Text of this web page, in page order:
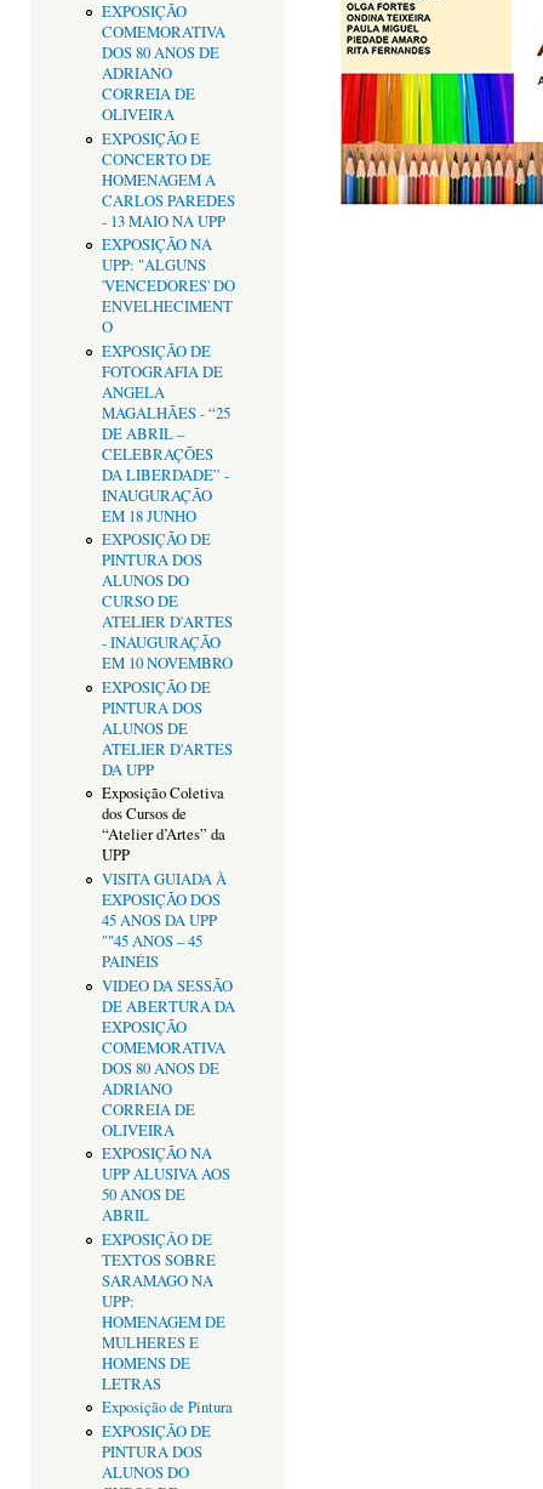
EXPOSIÇÃO
COMEMORATIVA
DOS 80 ANOS DE
ADRIANO
CORREIA DE
OLIVEIRA
EXPOSIÇÃO E
CONCERTO DE
HOMENAGEM A
CARLOS PAREDES
- 13 MAIO NA UPP
EXPOSIÇÃO NA
UPP: "ALGUNS
'VENCEDORES' DO
ENVELHECIMENT
O
EXPOSIÇÃO DE
FOTOGRAFIA DE
ANGELA
MAGALHÃES - “25
DE ABRIL –
CELEBRAÇÕES
DA LIBERDADE” -
INAUGURAÇÃO
EM 18 JUNHO
EXPOSIÇÃO DE
PINTURA DOS
ALUNOS DO
CURSO DE
ATELIER D'ARTES
- INAUGURAÇÃO
EM 10 NOVEMBRO
EXPOSIÇÃO DE
PINTURA DOS
ALUNOS DE
ATELIER D'ARTES
DA UPP
Exposição Coletiva
dos Cursos de
“Atelier d’Artes” da
UPP
VISITA GUIADA À
EXPOSIÇÃO DOS
45 ANOS DA UPP
""45 ANOS – 45
PAINÉIS
VIDEO DA SESSÃO
DE ABERTURA DA
EXPOSIÇÃO
COMEMORATIVA
DOS 80 ANOS DE
ADRIANO
CORREIA DE
OLIVEIRA
EXPOSIÇÃO NA
UPP ALUSIVA AOS
50 ANOS DE
ABRIL
EXPOSIÇÂO DE
TEXTOS SOBRE
SARAMAGO NA
UPP:
HOMENAGEM DE
MULHERES E
HOMENS DE
LETRAS
Exposição de Pintura
EXPOSIÇÃO DE
PINTURA DOS
ALUNOS DO